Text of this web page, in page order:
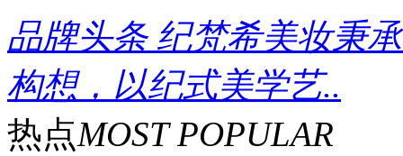
品牌头条 纪梵希美妆秉
构想，以纪式美学艺..
热点MOST POPULAR